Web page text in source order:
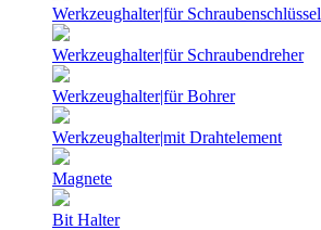
Werkzeughalter|für Schraubenschlüssel
Werkzeughalter|für Schraubendreher
Werkzeughalter|für Bohrer
Werkzeughalter|mit Drahtelement
Magnete
Bit Halter